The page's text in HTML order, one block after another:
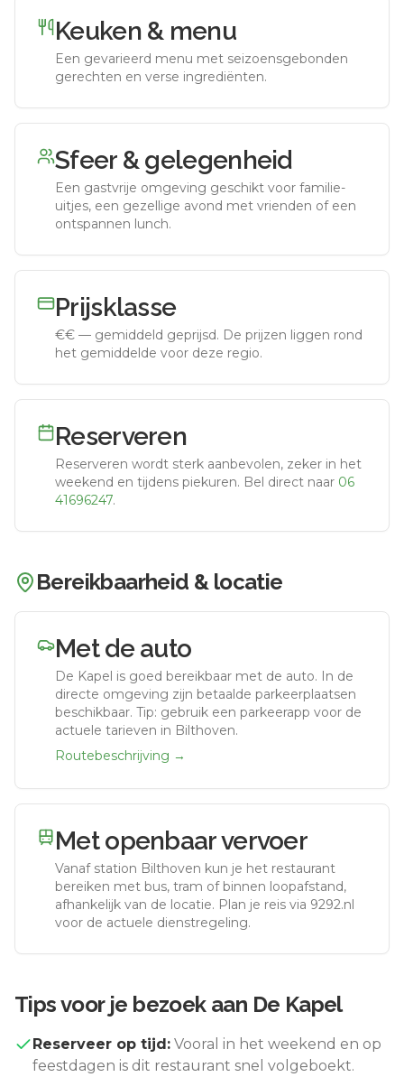
Keuken & menu
Een gevarieerd menu met seizoensgebonden
gerechten en verse ingrediënten.
Sfeer & gelegenheid
Een gastvrije omgeving geschikt voor familie-
uitjes, een gezellige avond met vrienden of een
ontspannen lunch.
Prijsklasse
€€ — gemiddeld geprijsd. De prijzen liggen rond
het gemiddelde voor deze regio.
Reserveren
Reserveren wordt sterk aanbevolen, zeker in het
weekend en tijdens piekuren. Bel direct naar 06
41696247.
Bereikbaarheid & locatie
Met de auto
De Kapel is goed bereikbaar met de auto. In de
directe omgeving zijn betaalde parkeerplaatsen
beschikbaar. Tip: gebruik een parkeerapp voor de
actuele tarieven in Bilthoven.
Routebeschrijving →
Met openbaar vervoer
Vanaf station Bilthoven kun je het restaurant
bereiken met bus, tram of binnen loopafstand,
afhankelijk van de locatie. Plan je reis via 9292.nl
voor de actuele dienstregeling.
Tips voor je bezoek aan De Kapel
Reserveer op tijd: Vooral in het weekend en op
feestdagen is dit restaurant snel volgeboekt.